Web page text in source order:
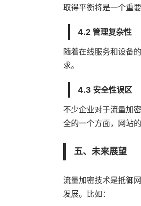
取得平衡将是一个重要
4.2 管理复杂性
随着在线服务和设备
求。
4.3 安全性误区
不少企业对于流量加
全的一个方面，网站
五、未来展望
流量加密技术是抵御
发展。比如：